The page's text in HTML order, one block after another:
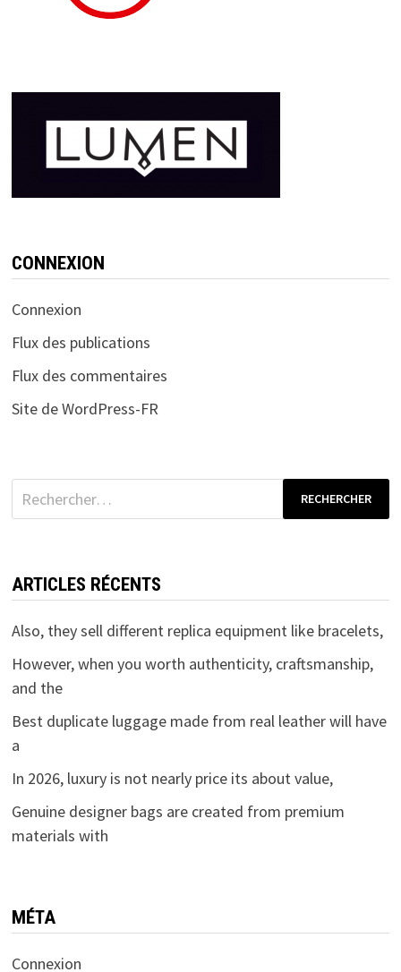
CONNEXION
Connexion
Flux des publications
Flux des commentaires
Site de WordPress-FR
Rechercher :
ARTICLES RÉCENTS
Also, they sell different replica equipment like bracelets,
However, when you worth authenticity, craftsmanship,
and the
Best duplicate luggage made from real leather will have
a
In 2026, luxury is not nearly price its about value,
Genuine designer bags are created from premium
materials with
MÉTA
Connexion